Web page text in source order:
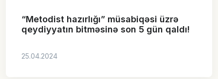
“Metodist hazırlığı” müsabiqəsi üzrə
qeydiyyatın bitməsinə son 5 gün qaldı!
25.04.2024